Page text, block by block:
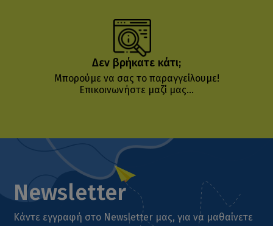
Δεν βρήκατε κάτι;
Μπορούμε να σας το παραγγείλουμε!
Επικοινωνήστε μαζί μας...
Newsletter
Κάντε εγγραφή στο Newsletter μας, για να μαθαίνετε